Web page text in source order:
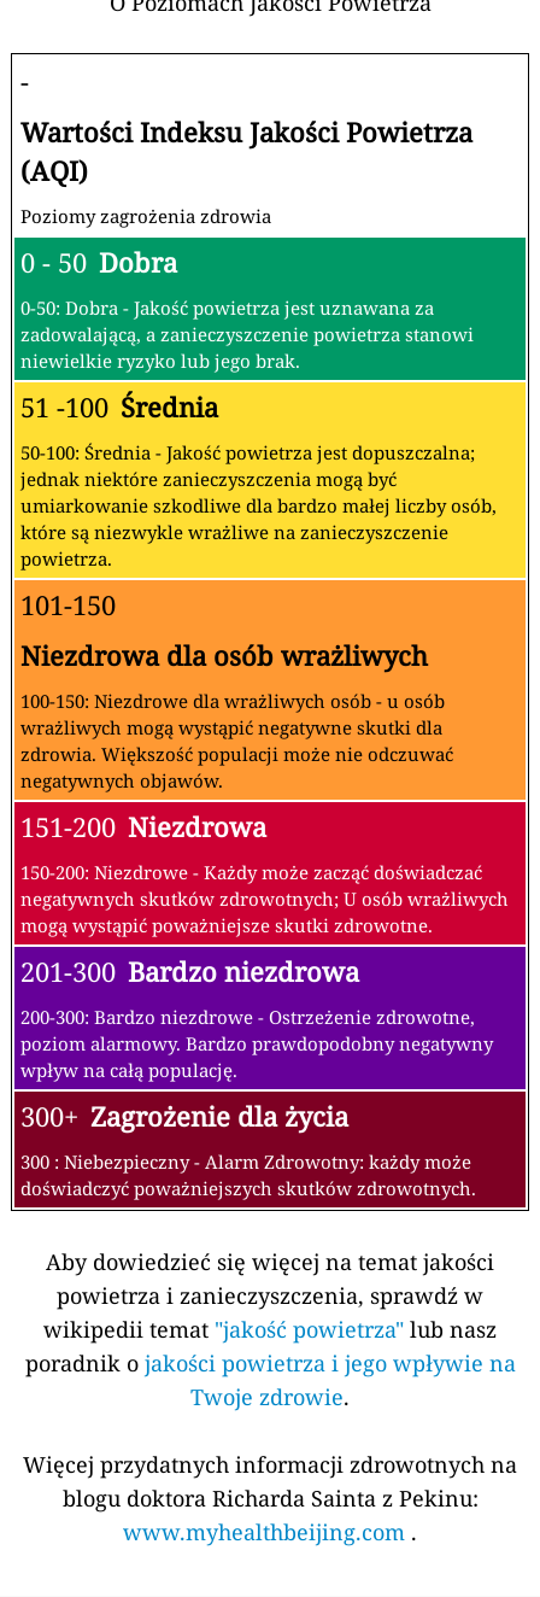
-
Wartości Indeksu Jakości Powietrza
(AQI)
Poziomy zagrożenia zdrowia
0 - 50 Dobra
0-50: Dobra - Jakość powietrza jest uznawana za
zadowalającą, a zanieczyszczenie powietrza stanowi
niewielkie ryzyko lub jego brak.
51 -100 Średnia
50-100: Średnia - Jakość powietrza jest dopuszczalna;
jednak niektóre zanieczyszczenia mogą być
umiarkowanie szkodliwe dla bardzo małej liczby osób,
które są niezwykle wrażliwe na zanieczyszczenie
powietrza.
101-150
Niezdrowa dla osób wrażliwych
100-150: Niezdrowe dla wrażliwych osób - u osób
wrażliwych mogą wystąpić negatywne skutki dla
zdrowia. Większość populacji może nie odczuwać
negatywnych objawów.
151-200 Niezdrowa
150-200: Niezdrowe - Każdy może zacząć doświadczać
negatywnych skutków zdrowotnych; U osób wrażliwych
mogą wystąpić poważniejsze skutki zdrowotne.
201-300 Bardzo niezdrowa
200-300: Bardzo niezdrowe - Ostrzeżenie zdrowotne,
poziom alarmowy. Bardzo prawdopodobny negatywny
wpływ na całą populację.
300+ Zagrożenie dla życia
300 : Niebezpieczny - Alarm Zdrowotny: każdy może
doświadczyć poważniejszych skutków zdrowotnych.
Aby dowiedzieć się więcej na temat jakości
powietrza i zanieczyszczenia, sprawdź w
wikipedii temat "jakość powietrza" lub nasz
poradnik o jakości powietrza i jego wpływie na
Twoje zdrowie.
Więcej przydatnych informacji zdrowotnych na
blogu doktora Richarda Sainta z Pekinu:
www.myhealthbeijing.com .